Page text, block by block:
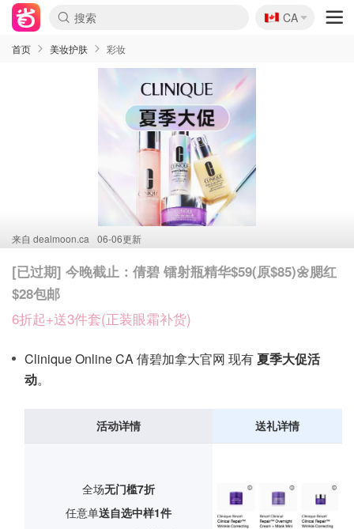
🇨🇦
CA
首页 美妆护肤 彩妆
来自 dealmoon.ca 06-06更新
[已过期] 今晚截止：倩碧 镭射瓶精华$59(原$85)🌼腮红
$28包邮
6折起+送3件套(正装眼霜补货)
Clinique Online CA 倩碧加拿大官网 现有夏季大促活
动。
活动详情 送礼详情
全场无门槛7折
任意单送自选中样1件